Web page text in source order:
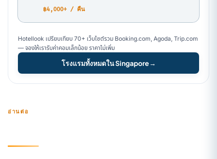
฿4,000+ / คืน
Hotellook เปรียบเทียบ 70+ เว็บไซต์รวม Booking.com, Agoda, Trip.com
— จองให้เรารับค่าคอมเล็กน้อย ราคาไม่เพิ่ม
โรงแรมทั้งหมดใน Singapore→
อ่านต่อ